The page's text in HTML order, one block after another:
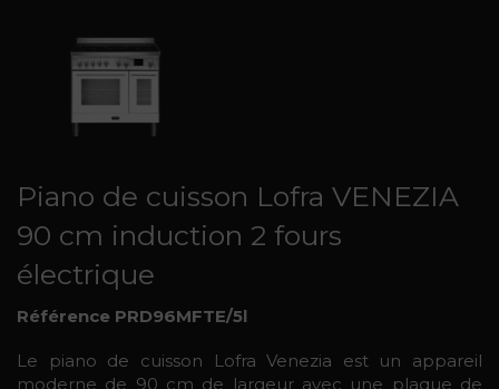
Piano de cuisson Lofra VENEZIA
90 cm induction 2 fours
électrique
Référence PRD96MFTE/5l
Le piano de cuisson Lofra Venezia est un appareil
moderne de 90 cm de largeur avec une plaque de